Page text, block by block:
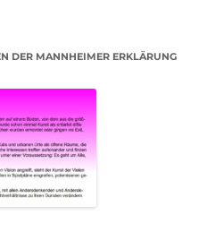
DER MANNHEIMER ERKLÄRUNG